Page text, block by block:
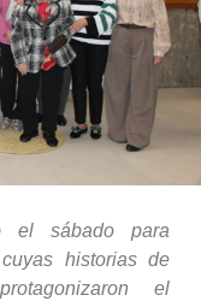
el sábado para
historias de
el